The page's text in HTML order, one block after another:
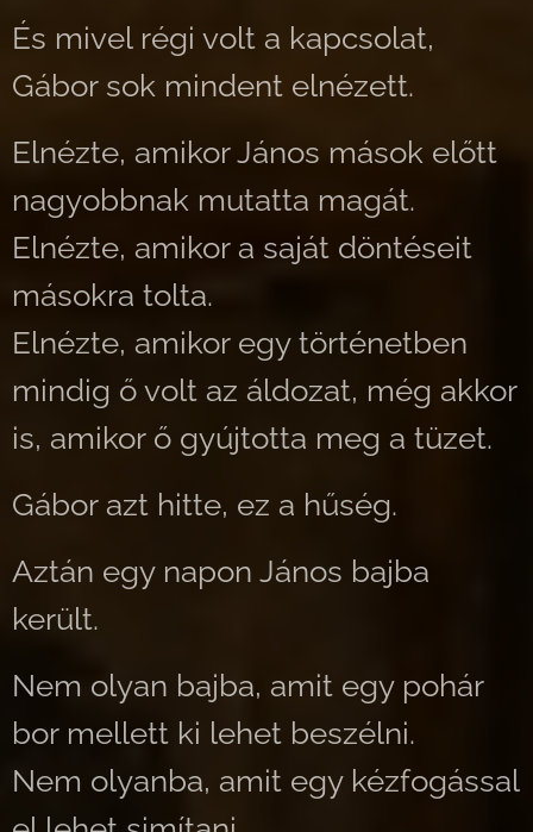
És mivel régi volt a kapcsolat,
Gábor sok mindent elnézett.
Elnézte, amikor János mások előtt
nagyobbnak mutatta magát.
Elnézte, amikor a saját döntéseit
másokra tolta.
Elnézte, amikor egy történetben
mindig ő volt az áldozat, még akkor
is, amikor ő gyújtotta meg a tüzet.
Gábor azt hitte, ez a hűség.
Aztán egy napon János bajba
került.
Nem olyan bajba, amit egy pohár
bor mellett ki lehet beszélni.
Nem olyanba, amit egy kézfogással